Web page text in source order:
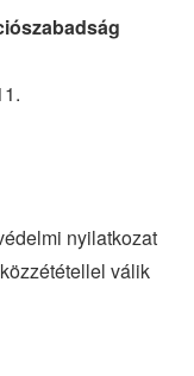
nyilatkozat
válik